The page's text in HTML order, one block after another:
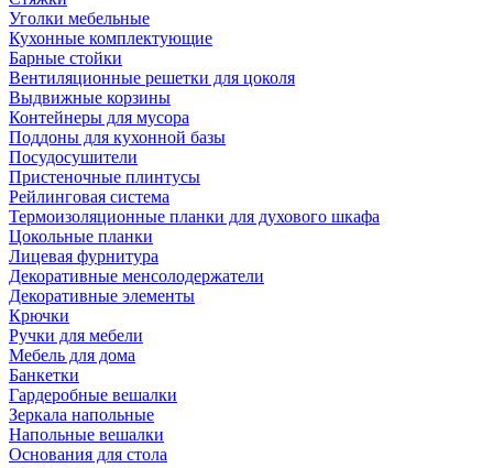
Уголки мебельные
Кухонные комплектующие
Барные стойки
Вентиляционные решетки для цоколя
Выдвижные корзины
Контейнеры для мусора
Поддоны для кухонной базы
Посудосушители
Пристеночные плинтусы
Рейлинговая система
Термоизоляционные планки для духового шкафа
Цокольные планки
Лицевая фурнитура
Декоративные менсолодержатели
Декоративные элементы
Крючки
Ручки для мебели
Мебель для дома
Банкетки
Гардеробные вешалки
Зеркала напольные
Напольные вешалки
Основания для стола